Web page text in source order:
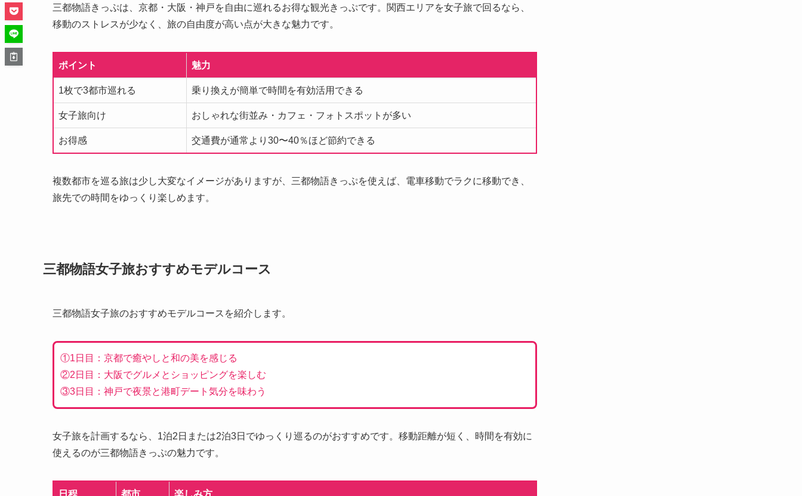
三都物語きっぷは、京都・大阪・神戸を自由に巡れるお得な観光きっぷです。関西エリアを女子旅で回るなら、
移動のストレスが少なく、旅の自由度が高い点が大きな魅力です。
ポイント 魅力
1枚で3都市巡れる 乗り換えが簡単で時間を有効活用できる
女子旅向け おしゃれな街並み・カフェ・フォトスポットが多い
お得感 交通費が通常より30〜40％ほど節約できる
複数都市を巡る旅は少し大変なイメージがありますが、三都物語きっぷを使えば、電車移動でラクに移動でき、
旅先での時間をゆっくり楽しめます。
三都物語女子旅おすすめモデルコース
三都物語女子旅のおすすめモデルコースを紹介します。
①1日目：京都で癒やしと和の美を感じる
②2日目：大阪でグルメとショッピングを楽しむ
③3日目：神戸で夜景と港町デート気分を味わう
女子旅を計画するなら、1泊2日または2泊3日でゆっくり巡るのがおすすめです。移動距離が短く、時間を有効に
使えるのが三都物語きっぷの魅力です。
日程 都市 楽しみ方